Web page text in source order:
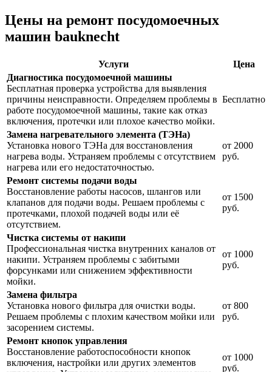
Цены на ремонт посудомоечных
машин bauknecht
Услуги
Цена
Диагностика посудомоечной машины
Бесплатная проверка устройства для выявления
причины неисправности. Определяем проблемы в
работе посудомоечной машины, такие как отказ
включения, протечки или плохое качество мойки.
Бесплатно
Замена нагревательного элемента (ТЭНа)
Установка нового ТЭНа для восстановления
нагрева воды. Устраняем проблемы с отсутствием
нагрева или его недостаточностью.
от 2000
руб.
Ремонт системы подачи воды
Восстановление работы насосов, шлангов или
клапанов для подачи воды. Решаем проблемы с
протечками, плохой подачей воды или её
отсутствием.
от 1500
руб.
Чистка системы от накипи
Профессиональная чистка внутренних каналов от
накипи. Устраняем проблемы с забитыми
форсунками или снижением эффективности
мойки.
от 1000
руб.
Замена фильтра
Установка нового фильтра для очистки воды.
Решаем проблемы с плохим качеством мойки или
засорением системы.
от 800
руб.
Ремонт кнопок управления
Восстановление работоспособности кнопок
включения, настройки или других элементов
от 1000
руб.